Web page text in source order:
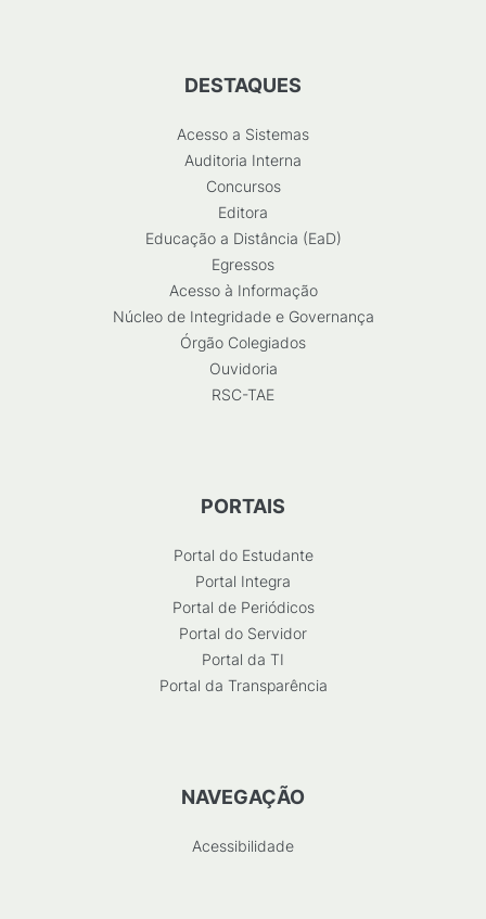
DESTAQUES
Acesso a Sistemas
Auditoria Interna
Concursos
Editora
Educação a Distância (EaD)
Egressos
Acesso à Informação
Núcleo de Integridade e Governança
Órgão Colegiados
Ouvidoria
RSC-TAE
PORTAIS
Portal do Estudante
Portal Integra
Portal de Periódicos
Portal do Servidor
Portal da TI
Portal da Transparência
NAVEGAÇÃO
Acessibilidade